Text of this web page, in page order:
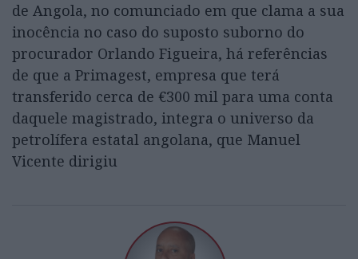
de Angola, no comunciado em que clama a sua
inocência no caso do suposto suborno do
procurador Orlando Figueira, há referências
de que a Primagest, empresa que terá
transferido cerca de €300 mil para uma conta
daquele magistrado, integra o universo da
petrolífera estatal angolana, que Manuel
Vicente dirigiu